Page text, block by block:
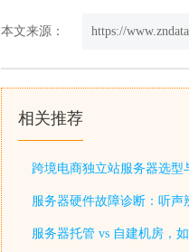
本文来源： https://
相关推荐
跨境电商独立站服务器选型
服务器硬件故障诊断：听声
服务器托管 vs 自建机房，